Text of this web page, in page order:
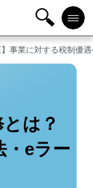
検
索
メニ
ュー
】事業に対する税制優
は？
・eラー